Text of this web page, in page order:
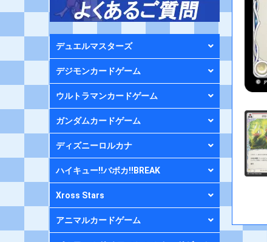
デュエルマスターズ
デジモンカードゲーム
ウルトラマンカードゲーム
ガンダムカードゲーム
ディズニーロルカナ
ハイキュー!!バボカ!!BREAK
Xross Stars
アニマルカードゲーム